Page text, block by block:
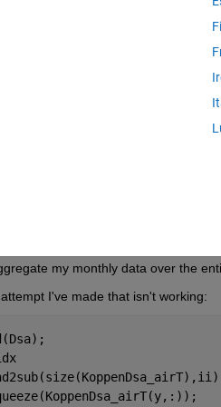
climatologies of these regions
is the best way to do this?
my monthly data over the
I've made that isn't working: